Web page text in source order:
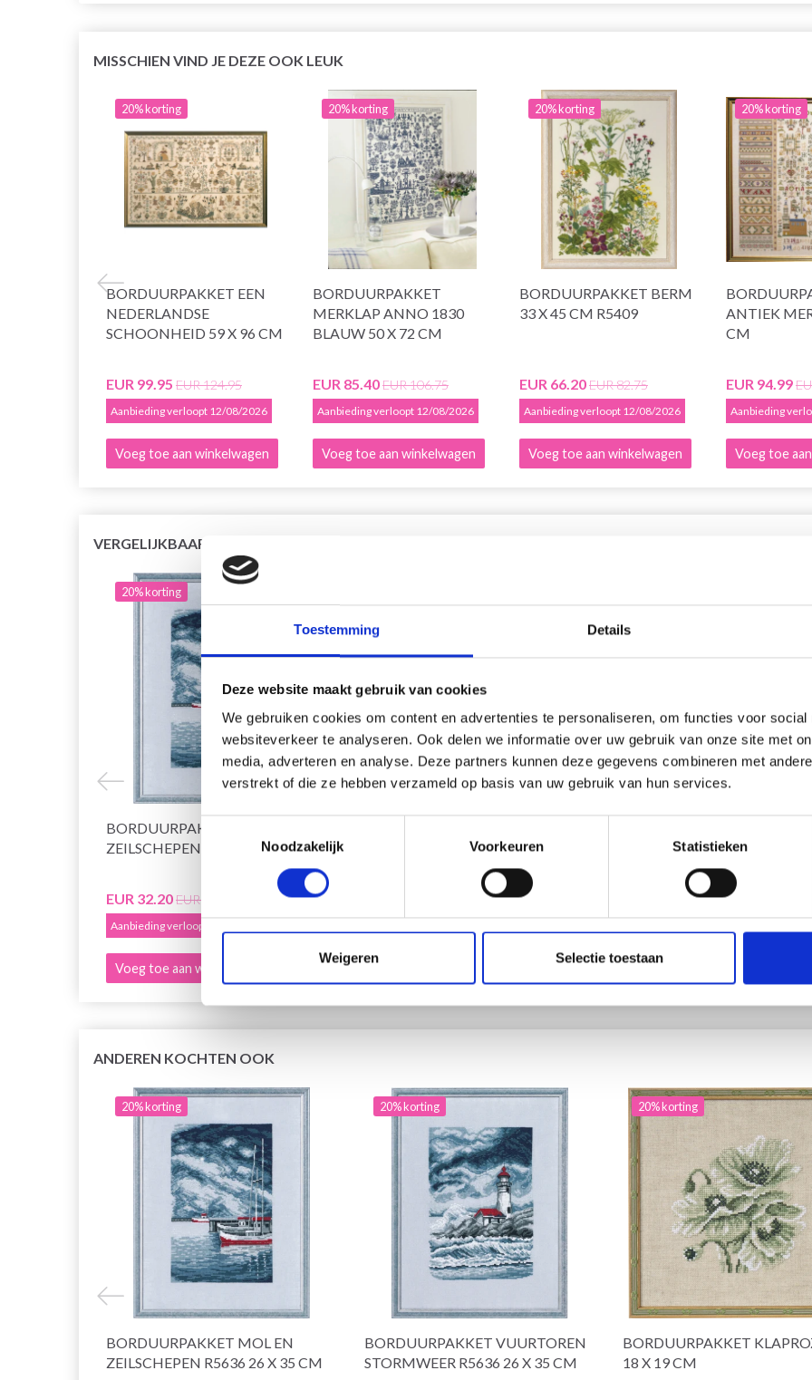
Toestemming Details
Deze website maakt gebruik van cookies
We gebruiken cookies om content en advertenties te personaliseren, om functies voor social
websiteverkeer te analyseren. Ook delen we informatie over uw gebruik van onze site met
media, adverteren en analyse. Deze partners kunnen deze gegevens combineren met
verstrekt of die ze hebben verzameld op basis van uw gebruik van hun services.
Toestemmingsselectie
Noodzakelijk
Voorkeuren Statistieken
Weigeren Selectie toestaan
MISSCHIEN VIND JE DEZE OOK LEUK
20% korting
BORDUURPAKKET EEN
NEDERLANDSE
SCHOONHEID 59 X 96 CM
EUR 99.95 EUR 124.95
Aanbieding verloopt 12/08/2026
Voeg toe aan winkelwagen
20% korting
BORDUURPAKKET
MERKLAP ANNO 1830
BLAUW 50 X 72 CM
EUR 85.40EUR 106.75
Aanbieding verloopt 12/08/2026
Voeg toe aan winkelwagen
20% korting
BORDUURPAKKET BERM
33 X 45 CM R5409
EUR 66.20EUR 82.75
Aanbieding verloopt 12/08/2026
Voeg toe aan winkelwagen
20% korting
ANTIEK
CM
EUR 94.99
Aanbieding
Voeg toe
VERGELIJKBAAR MET DIT
20% korting
BORDUURPAKKET MOL EN
ZEILSCHEPEN R5636 26 X 35 CM
EUR 32.20EUR 40.25
Aanbieding verloopt 12/08/2026
Voeg toe aan winkelwagen
STORMWEER R5636 26 X 35 CM
EUR 40.25
Voeg toe aan winkelwagen
18 X 19 CM
EUR 15.30EUR 19.15
Voeg toe aan winkelwagen
ANDEREN KOCHTEN OOK
20% korting
BORDUURPAKKET MOL EN
ZEILSCHEPEN R5636 26 X 35 CM
20% korting
BORDUURPAKKET VUURTOREN
STORMWEER R5636 26 X 35 CM
20% korting
BORDUURPAKKET
18 X 19 CM